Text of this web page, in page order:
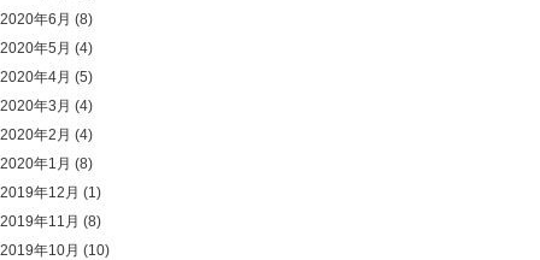
2020年6月 (8)
2020年5月 (4)
2020年4月 (5)
2020年3月 (4)
2020年2月 (4)
2020年1月 (8)
2019年12月 (1)
2019年11月 (8)
2019年10月 (10)